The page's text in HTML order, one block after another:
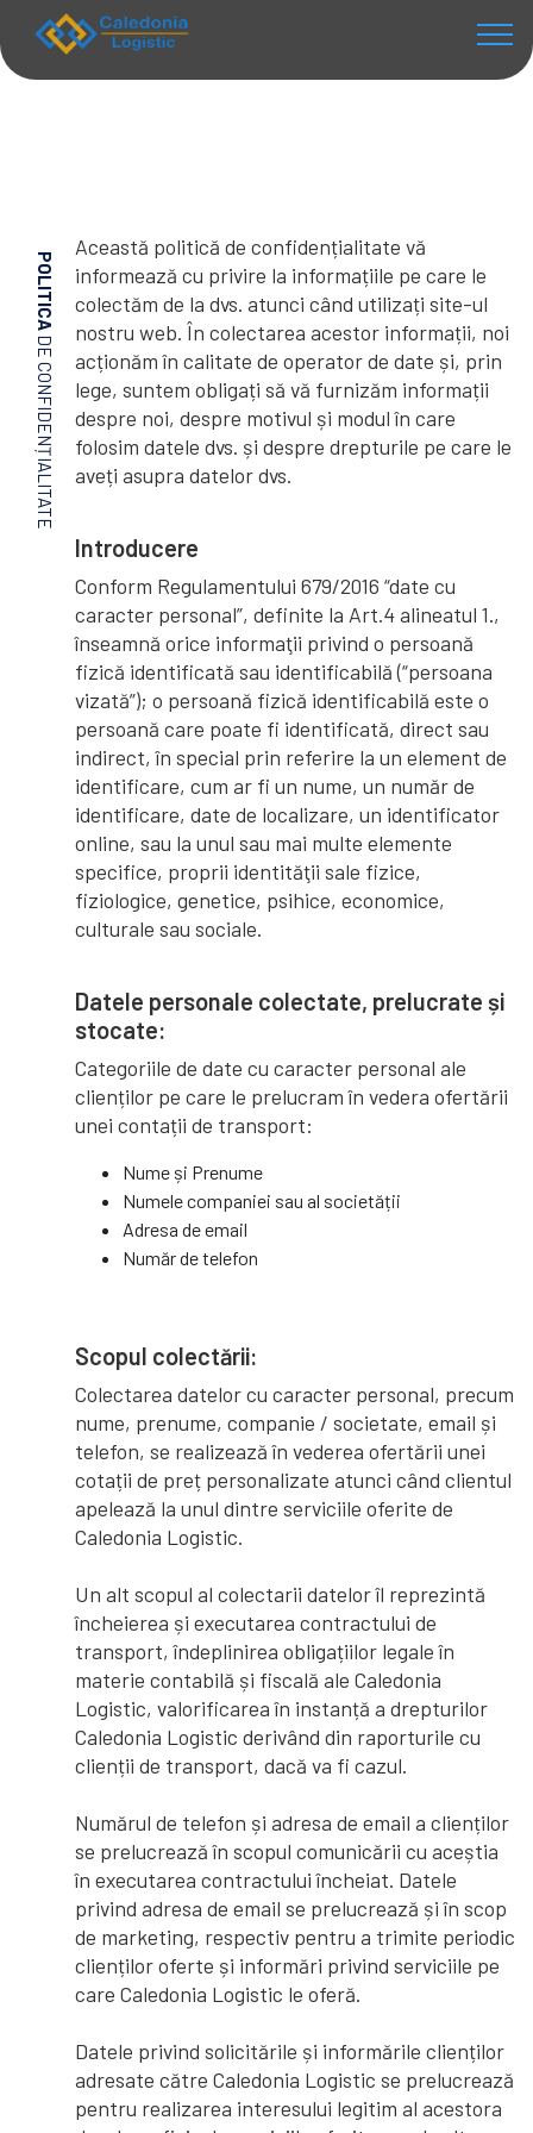
POLITICA
DE CONFIDENȚIALITATE
Această politică de confidențialitate vă
informează cu privire la informațiile pe care le
colectăm de la dvs. atunci când utilizați site-ul
nostru web. În colectarea acestor informații, noi
acționăm în calitate de operator de date și, prin
lege, suntem obligați să vă furnizăm informații
despre noi, despre motivul și modul în care
folosim datele dvs. și despre drepturile pe care le
aveți asupra datelor dvs.
Introducere
Conform Regulamentului 679/2016 “date cu
caracter personal”, definite la Art.4 alineatul 1.,
înseamnă orice informaţii privind o persoană
fizică identificată sau identificabilă (“persoana
vizată”); o persoană fizică identificabilă este o
persoană care poate fi identificată, direct sau
indirect, în special prin referire la un element de
identificare, cum ar fi un nume, un număr de
identificare, date de localizare, un identificator
online, sau la unul sau mai multe elemente
specifice, proprii identităţii sale fizice,
fiziologice, genetice, psihice, economice,
culturale sau sociale.
Datele personale colectate, prelucrate și
stocate:
Categoriile de date cu caracter personal ale
clienților pe care le prelucram în vedera ofertării
unei contații de transport:
Nume și Prenume
Numele companiei sau al societății
Adresa de email
Număr de telefon
Scopul colectării:
Colectarea datelor cu caracter personal, precum
nume, prenume, companie / societate, email și
telefon, se realizează în vederea ofertării unei
cotații de preț personalizate atunci când clientul
apelează la unul dintre serviciile oferite de
Caledonia Logistic.
Un alt scopul al colectarii datelor îl reprezintă
încheierea și executarea contractului de
transport, îndeplinirea obligațiilor legale în
materie contabilă și fiscală ale Caledonia
Logistic, valorificarea în instanță a drepturilor
Caledonia Logistic derivând din raporturile cu
clienții de transport, dacă va fi cazul.
Numărul de telefon și adresa de email a clienților
se prelucrează în scopul comunicării cu aceștia
în executarea contractului încheiat. Datele
privind adresa de email se prelucrează și în scop
de marketing, respectiv pentru a trimite periodic
clienților oferte și informări privind serviciile pe
care Caledonia Logistic le oferă.
Datele privind solicitările și informările clienților
adresate către Caledonia Logistic se prelucrează
pentru realizarea interesului legitim al acestora